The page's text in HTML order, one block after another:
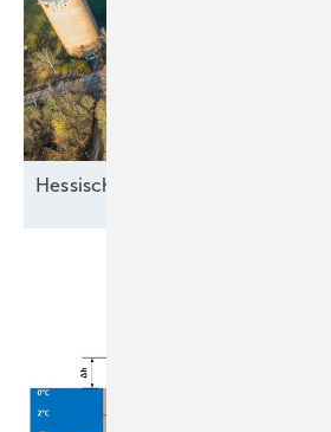
Hessisches Dorf versorgt sich mit